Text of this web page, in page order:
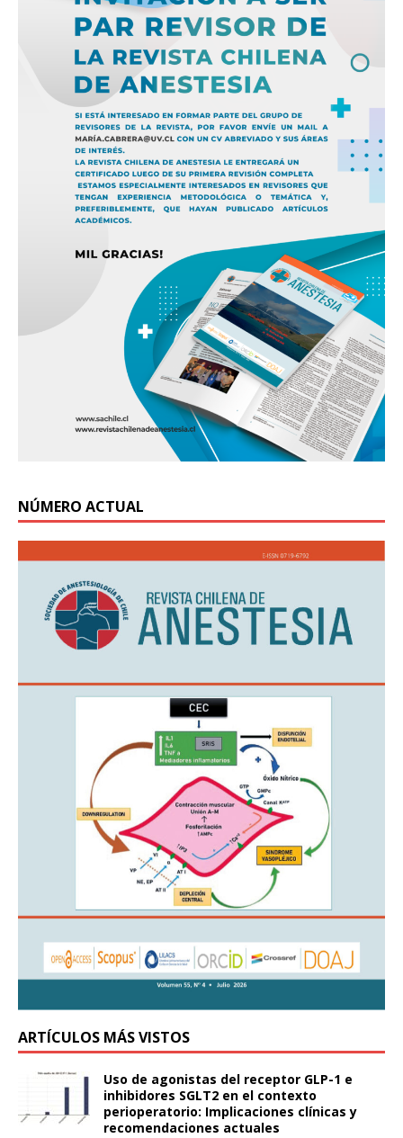
NÚMERO ACTUAL
ARTÍCULOS MÁS VISTOS
Uso de agonistas del receptor GLP-1 e
inhibidores SGLT2 en el contexto
perioperatorio: Implicaciones clínicas y
recomendaciones actuales